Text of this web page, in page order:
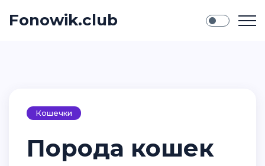
Fonowik.club
Кошечки
Порода кошек